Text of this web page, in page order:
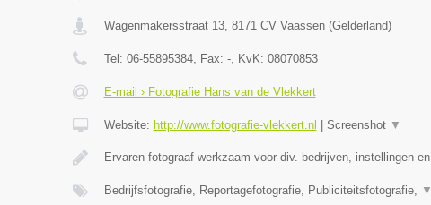
Wagenmakersstraat 13, 8171 CV Vaassen(Gelderland)
Tel: 06-55895384, Fax: -, KvK: 08070853
E-mail › Fotografie Hans van de Vlekkert
Website: http://www.fotografie-vlekkert.nl Screenshot ▼
Ervaren fotograaf werkzaam voor div. bedrijven, instellingen en
Bedrijfsfotografie, Reportagefotografie, Publiciteitsfotografie, ▼